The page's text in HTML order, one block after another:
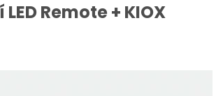
Remote + KIOX